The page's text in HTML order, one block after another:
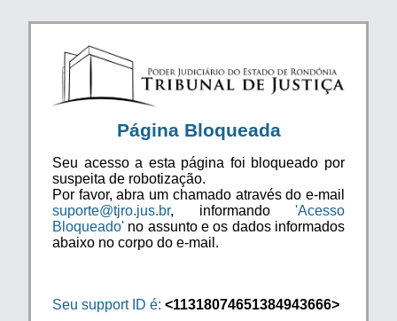
Página Bloqueada
Seu acesso a esta página foi bloqueado por
suspeita de robotização.
Por favor, abra um chamado através do e-mail
suporte@tjro.jus.br, informando 'Acesso
Bloqueado' no assunto e os dados informados
abaixo no corpo do e-mail.
Seu support ID é: <11318074651384943666>